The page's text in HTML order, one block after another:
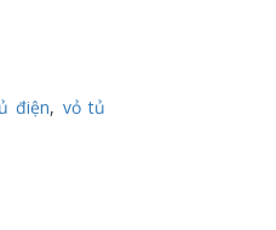
điện, vỏ tủ